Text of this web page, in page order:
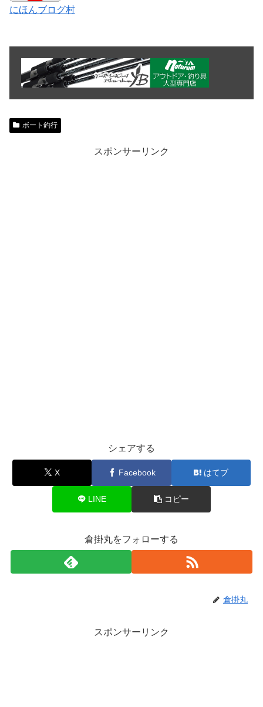
にほんブログ村
ボート釣行
スポンサーリンク
シェアする
X Facebook はてブ
LINE コピー
倉掛丸をフォローする
倉掛丸
スポンサーリンク